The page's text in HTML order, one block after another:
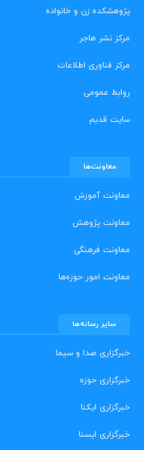
پژوهشکده زن و خانواده
مرکز نشر هاجر
مرکز فناوری اطلاعات
روابط عمومی
سایت قدیم
معاونت‌ها
معاونت آموزش
معاونت پژوهش
معاونت فرهنگی
معاونت امور حوزه‌ها
سایر رسانه‌ها
خبرگزاری صدا و سیما
خبرگزاری حوزه
خبرگزاری ایکنا
خبرگزاری ایسنا